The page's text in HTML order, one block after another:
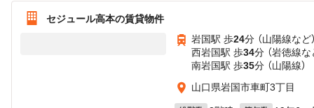
セジュール高本の賃貸物件
岩国駅 歩24分 （山陽線など
西岩国駅 歩34分 （岩徳線な
南岩国駅 歩35分 （山陽線）
山口県岩国市車町3丁目